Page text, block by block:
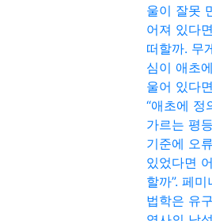
울이 잘못
어져 있다
떠할까. 무
심이 애초
울어 있다
“애초에 정
가르는 평
기준에 오
있었다면
할까”. 페미
법학은 유